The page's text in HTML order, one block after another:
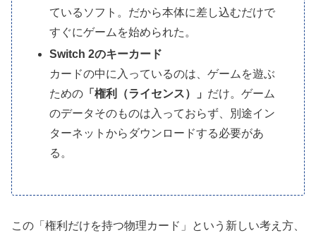
ているソフト。だから本体に差し込むだけで
すぐにゲームを始められた。
Switch 2のキーカード
カードの中に入っているのは、ゲームを遊ぶ
ための 「権利（ライセンス）」 だけ。ゲーム
のデータそのものは入っておらず、別途イン
ターネットからダウンロードする必要があ
る。
この「権利だけを持つ物理カード」という新しい考え方、